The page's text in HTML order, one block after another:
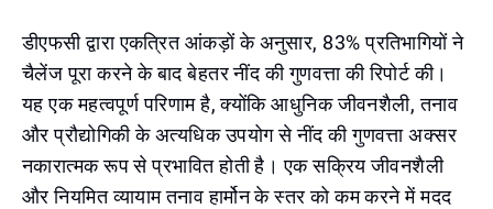
डीएफसी द्वारा एकत्रित आंकड़ों के अनुसार, 83% प्रतिभागियों ने
चैलेंज पूरा करने के बाद बेहतर नींद की गुणवत्ता की रिपोर्ट की।
यह एक महत्वपूर्ण परिणाम है, क्योंकि आधुनिक जीवनशैली, तनाव
और प्रौद्योगिकी के अत्यधिक उपयोग से नींद की गुणवत्ता अक्सर
नकारात्मक रूप से प्रभावित होती है। एक सक्रिय जीवनशैली
और नियमित व्यायाम तनाव हार्मोन के स्तर को कम करने में मदद